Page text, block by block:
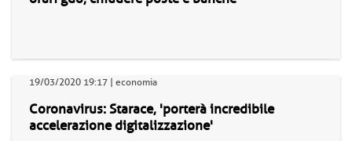
19/03/2020 19:17 | economia
Coronavirus: Starace, 'porterà incredibile
accelerazione digitalizzazione'